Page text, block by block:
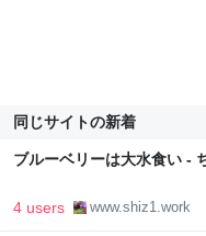
同じサイトの新着
ブルーベリーは大水食い -
4 users www.shiz1.work